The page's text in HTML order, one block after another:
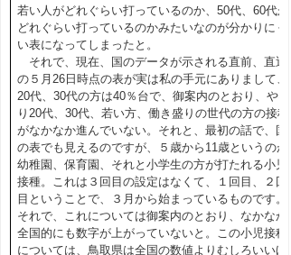
若い人がどれぐらい打っているのか、50代、60代が
どれぐらい打っているのかみたいなのが分かりにく
い表になってしまったと。
それで、現在、国のデータが示される直前、直近
の５月26日時点の表が実は私の手元にありまして、
20代、30代の方は40％台で、御案内のとおり、やは
り20代、30代、若い方、働き盛りの世代の方の接種
がなかなか進んでいない。それと、最初の話で、国
の表でも見えるのですが、５歳から11歳というのが
幼稚園、保育園、それと小学生の方が打たれる小児
接種。これは３回目の設定はなくて、１回目、２回
目ということで、３月から始まっているものです。
それで、これについては御案内のとおり、なかなか
全国的にも数字が上がっていないと。この小児接種
については、鳥取県は全国の数値よりむしろいいほ